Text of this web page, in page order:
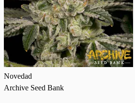
Novedad
Archive Seed Bank